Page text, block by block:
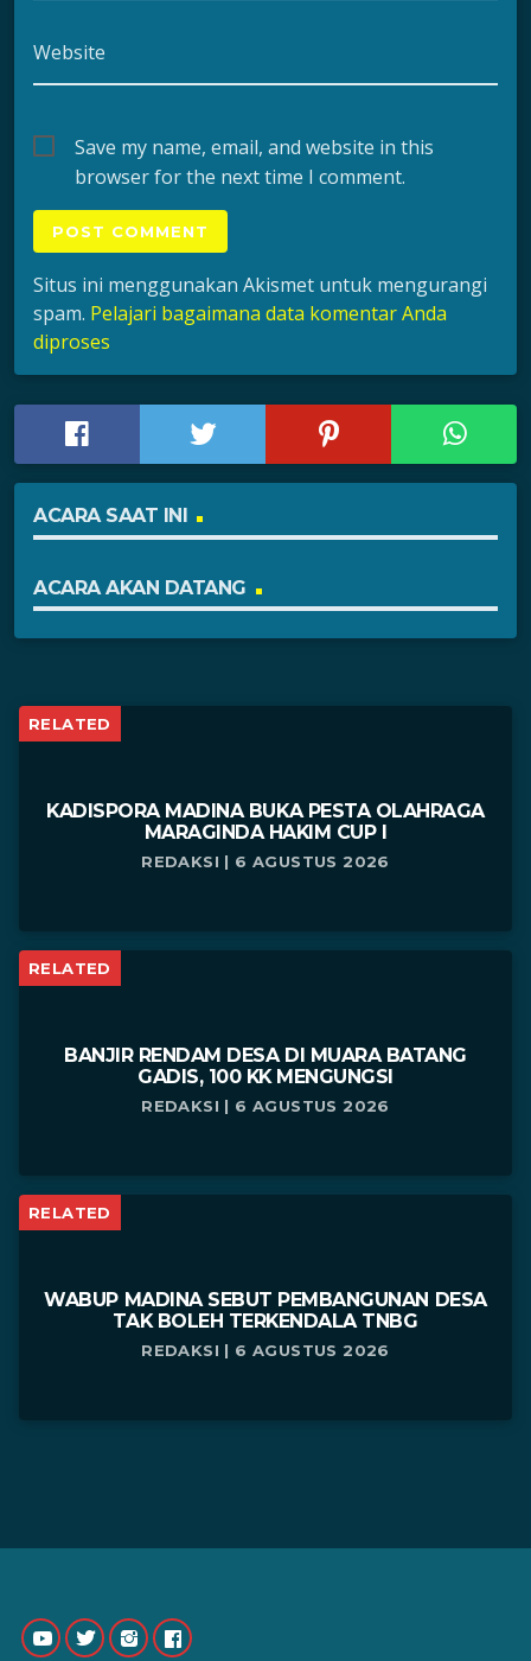
Website
Save my name, email, and website in this
browser for the next time I comment.
Situs ini menggunakan Akismet untuk mengurangi
spam. Pelajari bagaimana data komentar Anda
diproses
ACARA SAAT INI
ACARA AKAN DATANG
RELATED
KADISPORA MADINA BUKA PESTA OLAHRAGA
MARAGINDA HAKIM CUP I
REDAKSI | 6 AGUSTUS 2026
RELATED
BANJIR RENDAM DESA DI MUARA BATANG
GADIS, 100 KK MENGUNGSI
REDAKSI | 6 AGUSTUS 2026
RELATED
WABUP MADINA SEBUT PEMBANGUNAN DESA
TAK BOLEH TERKENDALA TNBG
REDAKSI | 6 AGUSTUS 2026